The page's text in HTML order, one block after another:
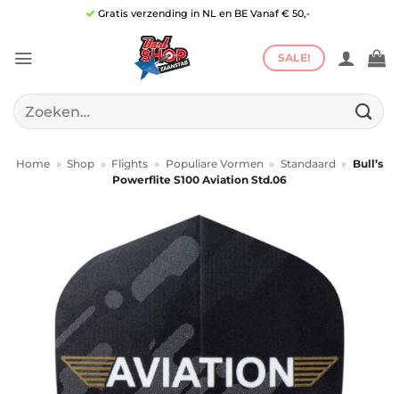
inhoud
Gratis verzending in NL en BE Vanaf € 50,-
SALE!
Zoeken
naar:
Home » Shop » Flights » Populiare Vormen » Standaard »
Bull’s
Powerflite S100 Aviation Std.06